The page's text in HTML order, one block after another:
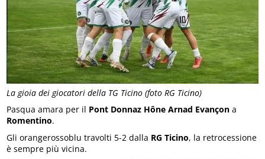
La gioia dei giocatori della TG Ticino (foto RG Ticino)
Pasqua amara per il Pont Donnaz Hône Arnad Evançon a
Romentino.
Gli orangerossoblu travolti 5-2 dalla RG Ticino, la retrocessione
è sempre più vicina.